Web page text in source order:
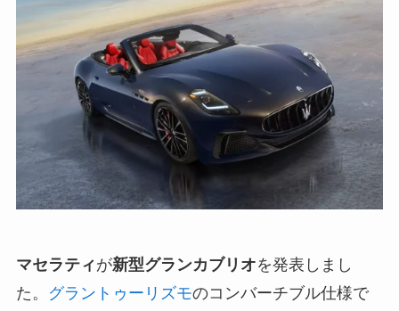
マセラティが新型グランカブリオを発表しまし
た。
グラントゥーリズモのコンバーチブル仕様で